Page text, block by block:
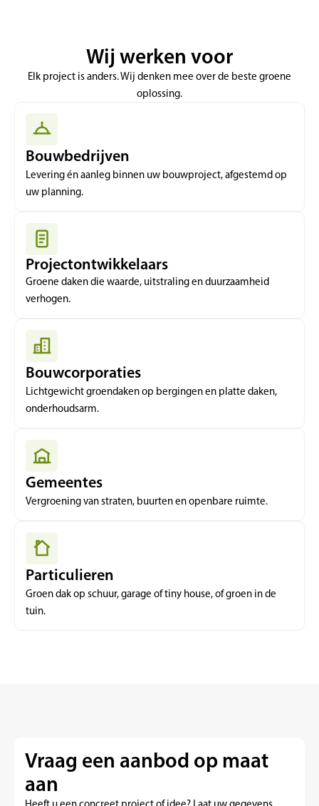
Wij werken voor
Elk project is anders. Wij denken mee over de beste groene
oplossing.
Bouwbedrijven
Levering én aanleg binnen uw bouwproject, afgestemd op
uw planning.
Projectontwikkelaars
Groene daken die waarde, uitstraling en duurzaamheid
verhogen.
Bouwcorporaties
Lichtgewicht groendaken op bergingen en platte daken,
onderhoudsarm.
Gemeentes
Vergroening van straten, buurten en openbare ruimte.
Particulieren
Groen dak op schuur, garage of tiny house, of groen in de
tuin.
Vraag een aanbod op maat
aan